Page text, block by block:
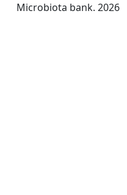
Microbiota bank. 2026